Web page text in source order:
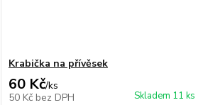
Krabička na přívěsek
60 Kč/ks
50 Kč bez DPH Skladem 11 ks